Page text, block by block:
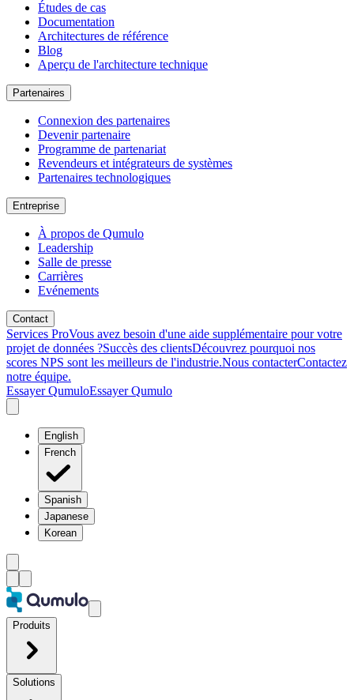
Études de cas
Documentation
Architectures de référence
Blog
Aperçu de l'architecture technique
Partenaires
Connexion des partenaires
Devenir partenaire
Programme de partenariat
Revendeurs et intégrateurs de systèmes
Partenaires technologiques
Entreprise
À propos de Qumulo
Leadership
Salle de presse
Carrières
Evénements
Contact
Services ProVous avez besoin d'une aide supplémentaire pour votre
projet de données ?Succès des clientsDécouvrez pourquoi nos
scores NPS sont les meilleurs de l'industrie.Nous contacterContactez
notre équipe.
Essayer QumuloEssayer Qumulo
English
French
Spanish
Japanese
Korean
Produits
Solutions